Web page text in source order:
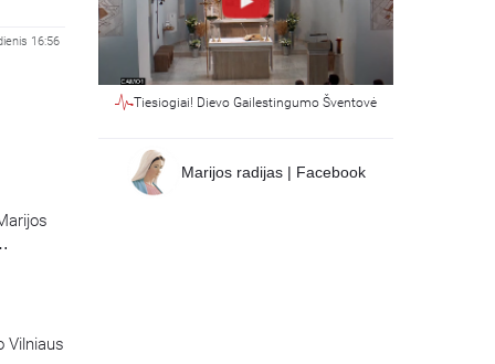
16:56
Vilniaus
Tiesiogiai! Dievo Gailestingumo Šventovė
Marijos radijas | Facebook